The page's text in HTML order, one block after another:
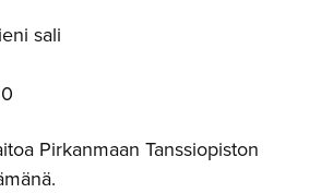
sali
Pirkanmaan Tanssiopiston